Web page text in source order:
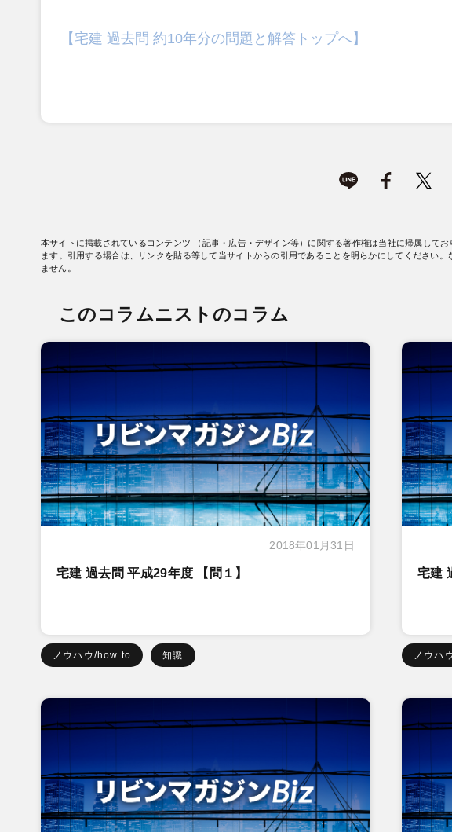
【宅建 過去問 約10年分の問題と解答トップへ】
本サイトに掲載されているコンテンツ （記事・広告・デザイン等）に関する著作権は当社に帰属して
ます。引用する場合は、リンクを貼る等して当サイトからの引用であることを明らかにしてください
ません。
このコラムニストのコラム
2018年01月31日
宅建 過去問 平成29年度 【問１】
ノウハウ/how to 知識
宅建
ノウハ